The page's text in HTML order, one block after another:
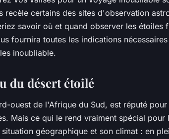
recèle certains des sites d'observation
savoir où et quand observer les étoiles
fournira toutes les indications
inoubliable.
du désert étoilé
ouest de l'Afrique du Sud, est réputé
Mais ce qui le rend vraiment spécial pour
géographique et son climat : en